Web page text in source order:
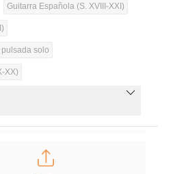
Guitarra Española (S. XVIII-XXI)
solo
XX)